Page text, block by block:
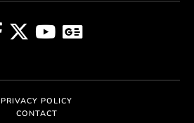
PRIVACY POLICY
CONTACT